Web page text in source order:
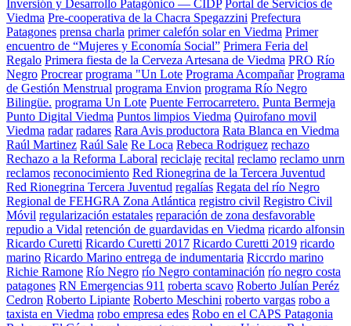
Inversión y Desarrollo Patagónico — CIDP Portal de Servicios de
Viedma Pre-cooperativa de la Chacra Spegazzini Prefectura
Patagones prensa charla primer calefón solar en Viedma Primer
encuentro de “Mujeres y Economía Social” Primera Feria del
Regalo Primera fiesta de la Cerveza Artesana de Viedma PRO Río
Negro Procrear programa "Un Lote Programa Acompañar Programa
de Gestión Menstrual programa Envion programa Río Negro
Bilingüe. programa Un Lote Puente Ferrocarretero. Punta Bermeja
Punto Digital Viedma Puntos limpios Viedma Quirofano movil
Viedma radar radares Rara Avis productora Rata Blanca en Viedma
Raúl Martinez Raúl Sale Re Loca Rebeca Rodriguez rechazo
Rechazo a la Reforma Laboral reciclaje recital reclamo reclamo unrn
reclamos reconocimiento Red Rionegrina de la Tercera Juventud
Red Rionegrina Tercera Juventud regalías Regata del río Negro
Regional de FEHGRA Zona Atlántica registro civil Registro Civil
Móvil regularización estatales reparación de zona desfavorable
repudio a Vidal retención de guardavidas en Viedma ricardo alfonsin
Ricardo Curetti Ricardo Curetti 2017 Ricardo Curetti 2019 ricardo
marino Ricardo Marino entrega de indumentaria Riccrdo marino
Richie Ramone Río Negro río Negro contaminación río negro costa
patagones RN Emergencias 911 roberta scavo Roberto Julían Peréz
Cedron Roberto Lipiante Roberto Meschini roberto vargas robo a
taxista en Viedma robo empresa edes Robo en el CAPS Patagonia